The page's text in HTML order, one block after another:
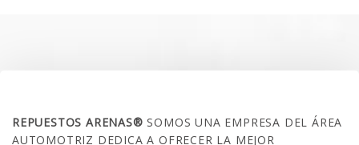
REPUESTOS ARENAS®SOMOS UNA EMPRESA DEL ÁREA
AUTOMOTRIZ DEDICA A OFRECER LA MEJOR